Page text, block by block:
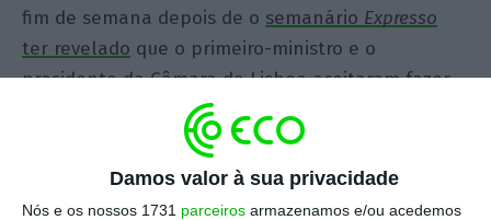
Damos valor à sua privacidade
Nós e os nossos 1731 parceiros armazenamos e/ou acedemos
fim de semana depois de o semanário Expresso
ter revelado que o primeiro-ministro e o
presidente da Câmara de Lisboa aceitaram fazer
parte da comissão de honra da candidatura de
Luís Filipe Vieira às eleições do Benfica.
É um apoio de peso e um grande trunfo eleitoral